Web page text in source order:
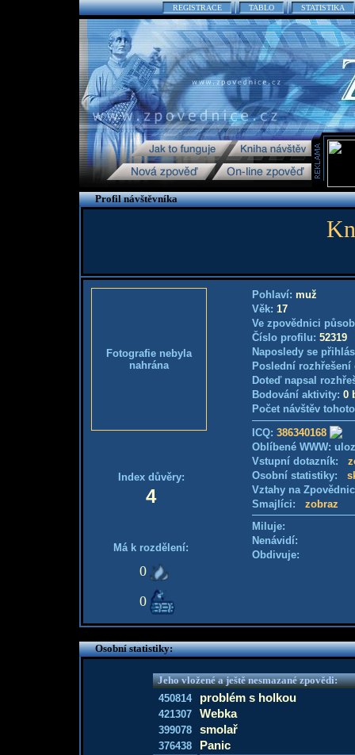
REGISTRACE TABLO STATISTIKA
Profil návštěvníka
Fotografie nebyla
nahrána
Index důvěry:
4
Má k rozdělení:
0
0
Pohlaví: muž
Věk: 17
Ve zpovědnici
Číslo profilu: 52319
Naposledy se
Poslední
Doteď napsal
Bodování aktivity: 0
Počet návštěv
ICQ: 386340168
Oblíbené WWW:
Vstupní dotazník:
Osobní statistiky:
Vztahy na
Smajlíci: zobraz
Miluje:
Nenávidí:
Obdivuje:
Osobní statistiky:
Jeho vložené a ještě nesmazané zpovědi:
450814
problém s holkou
421307 Webka
399078 smolař
376438 Panic